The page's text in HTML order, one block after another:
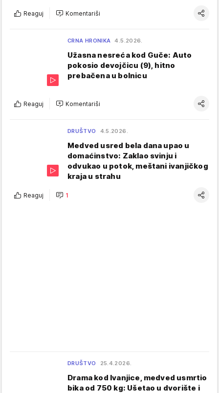
Reaguj Komentariši
CRNA HRONIKA 4.5.2026.
Užasna nesreća kod Guče: Auto
pokosio devojčicu (9), hitno
prebačena u bolnicu
Reaguj Komentariši
DRUŠTVO 4.5.2026.
Medved usred bela dana upao u
domaćinstvo: Zaklao svinju i
odvukao u potok, meštani ivanjičkog
kraja u strahu
Reaguj 1
DRUŠTVO 25.4.2026.
Drama kod Ivanjice, medved usmrtio
bika od 750 kg: Ušetao u dvorište i